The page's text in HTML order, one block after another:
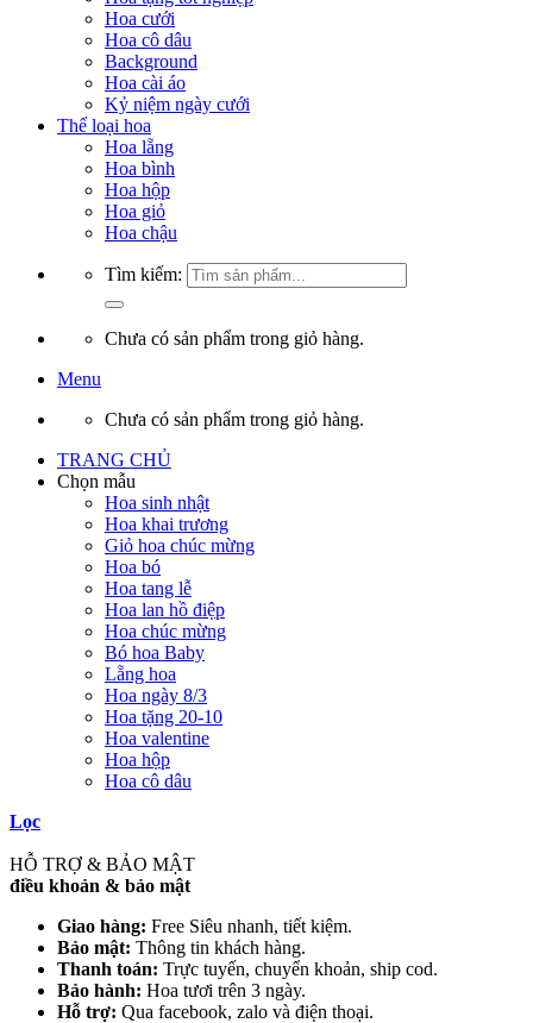
Hoa cưới
Hoa cô dâu
Background
Hoa cài áo
Kỷ niệm ngày cưới
Thể loại hoa
Hoa lẵng
Hoa bình
Hoa hộp
Hoa giỏ
Hoa chậu
Tìm kiếm:
Chưa có sản phẩm trong giỏ hàng.
Menu
Chưa có sản phẩm trong giỏ hàng.
TRANG CHỦ
Chọn mẫu
Hoa sinh nhật
Hoa khai trương
Giỏ hoa chúc mừng
Hoa bó
Hoa tang lễ
Hoa lan hồ điệp
Hoa chúc mừng
Bó hoa Baby
Lẵng hoa
Hoa ngày 8/3
Hoa tặng 20-10
Hoa valentine
Hoa hộp
Hoa cô dâu
Lọc
HỖ TRỢ & BẢO MẬT
điều khoản & bảo mật
Giao hàng: Free Siêu nhanh, tiết kiệm.
Bảo mật: Thông tin khách hàng.
Thanh toán: Trực tuyến, chuyển khoản, ship cod.
Bảo hành: Hoa tươi trên 3 ngày.
Hỗ trợ: Qua facebook, zalo và điện thoại.